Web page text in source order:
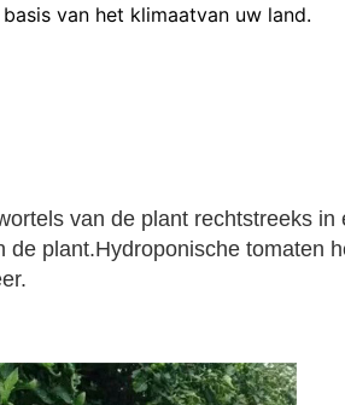
van het klimaatvan uw land.
van de plant rechtstreeks
plant.Hydroponische tomaten